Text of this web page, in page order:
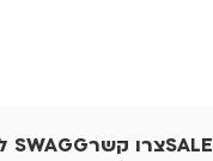
SALEצרו קשרSWAGG לעסקים